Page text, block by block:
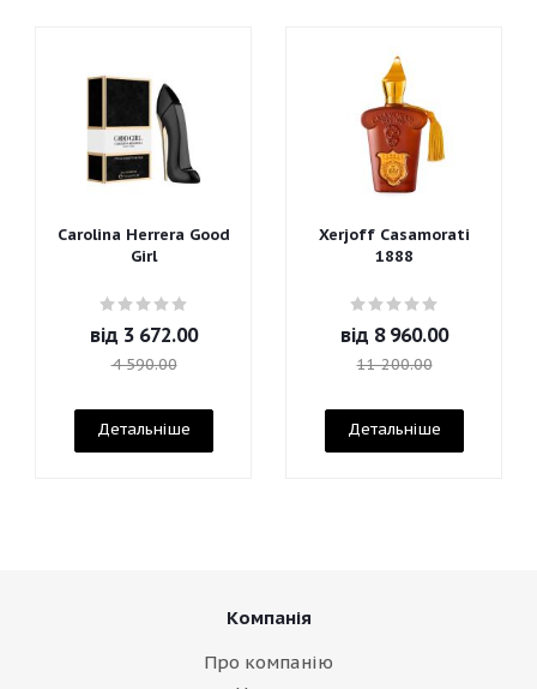
Carolina Herrera Good
Girl
від 3 672.00
4 590.00
Детальніше
Xerjoff Casamorati
1888
від 8 960.00
11 200.00
Детальніше
Компанія
Про компанію